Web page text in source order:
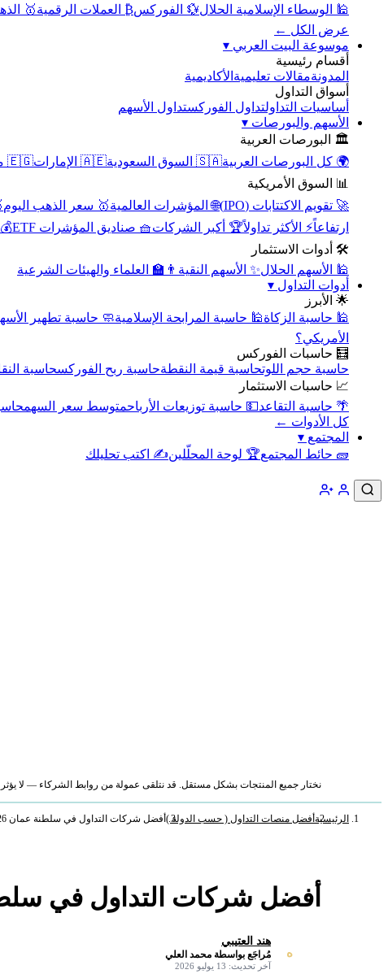
🕌 الوسطاء الإسلامية الحلال💱 الفوركس₿ العملات الرقمية🥇
عرض الكل ←
موسوعة البيت العربي ▾
أقسام رئيسية
المدونةمقالات تعليمية الأكاديمية
أسواق التداول
أساسيات التداولتداول الفوركستداول الأسهم
الأسهم والبورصات ▾
🏛️ البورصات العربية
🌍 كل البورصات العربية🇸🇦 السوق السعودية 🇦🇪 الإمارات 🇪🇬 مصر
📊 السوق الأمريكية
🚀 تقويم الاكتتابات (IPO)
🌐 المؤشرات العالمية🥇 سعر الذهب اليوم
ارتفاعاً⚡ الأكثر تداولاً🏆 أكبر الشركات🧺 صناديق المؤشرات ETF
🛠️ أدوات الاستثمار
🕌 الأسهم الحلال✨ الأسهم النقية 👨‍🏫 العلماء والهيئات الشرعية
أدوات التداول ▾
🌟 الأبرز
🕌 حاسبة الزكاة🕌 حاسبة المرابحة الإسلامية🧼 حاسبة تطهير
الأمريكي؟
🧮 حاسبات الفوركس
حاسبة حجم اللوتحاسبة قيمة النقطةحاسبة ربح الفوركسحاسبة
📈 حاسبات الاستثمار
🌴 حاسبة التقاعد💵 حاسبة توزيعات الأرباحمتوسط سعر السهم
كل الأدوات ←
المجتمع ▾
🧱 حائط المجتمع🏆 لوحة المحلّلين✍️ اكتب تحليلك
نختار جميع المنتجات بشكل مستقل. قد نتلقى عمولة من روابط الشركاء — لا يؤثر
الرئيسية أفضل منصات التداول ( حسب الدولة ) أفضل شركات التداول في سلطنة عمان 2026
أفضل شركات التداول في سلطنة
ه
هند العتيبي
مُراجَع بواسطة محمد العلي
آخر تحديث: 13 يوليو 2026